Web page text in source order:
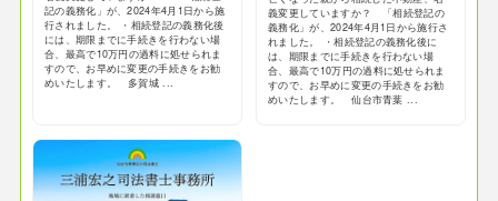
記の義務化」が、2024年4月1日から施
行されました。 ・相続登記の義務化後
には、期限までに手続きを行わない場
合、最高で10万円の過料に処せられま
すので、お早めに変更の手続きをお勧
めいたします。 多賀城 ...
義変更していますか？ 「相続登記の
義務化」が、2024年4月1日から施行さ
れました。 ・相続登記の義務化後に
は、期限までに手続きを行わない場
合、最高で10万円の過料に処せられま
すので、お早めに変更の手続きをお勧
めいたします。 仙台市青葉 ...